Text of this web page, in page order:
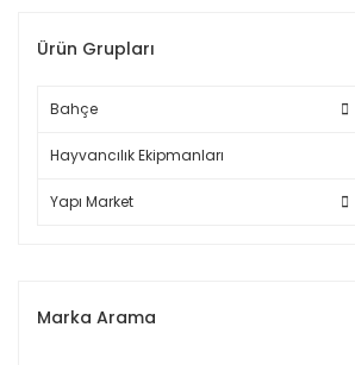
Ürün Grupları
Bahçe
Hayvancılık Ekipmanları
Yapı Market
Marka Arama